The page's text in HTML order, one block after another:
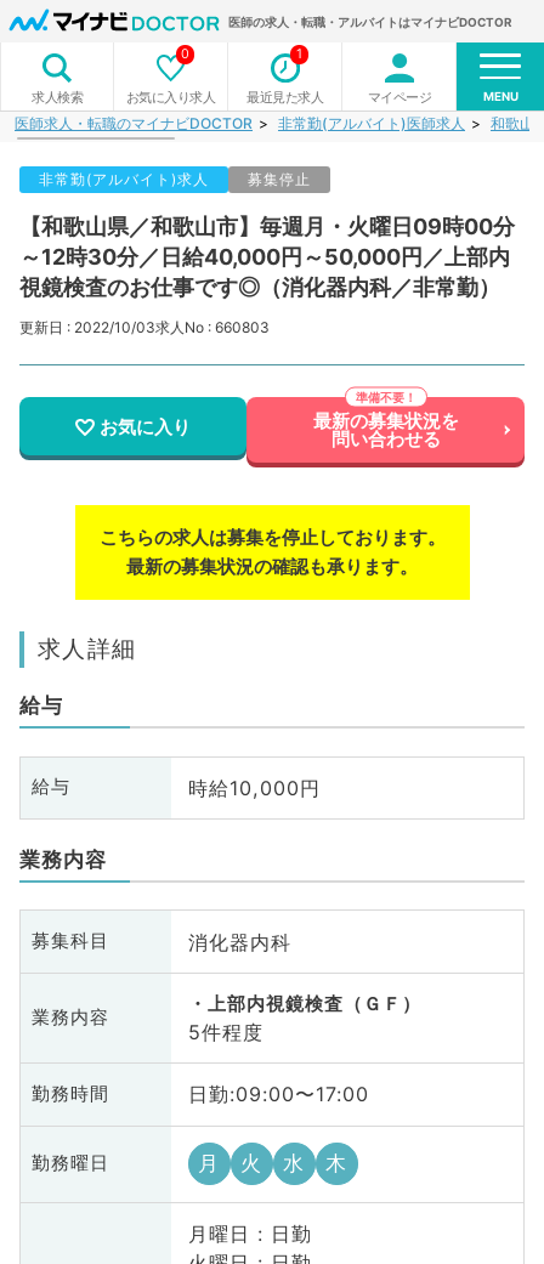
医師の求人・転職・アルバイトはマイナビDOCTOR
求人検索 お気に入り求人
0
最近見た求人
1
マイページ MENU
医師求人・転職のマイナビDOCTOR 非常勤(アルバイト)医師求人 和歌山
非常勤(アルバイト)求人 募集停止
【和歌山県／和歌山市】毎週月・火曜日09時00分
～12時30分／日給40,000円～50,000円／上部内
視鏡検査のお仕事です◎（消化器内科／非常勤）
更新日 : 2022/10/03求人No : 660803
お気に入り 最新の募集状況を
問い合わせる
こちらの求人は募集を停止しております。
最新の募集状況の確認も承ります。
求人詳細
給与
給与 時給10,000円
業務内容
募集科目 消化器内科
業務内容
上部内視鏡検査（ＧＦ）
5件程度
勤務時間 日勤:09:00〜17:00
勤務曜日 月 火 水 木
月曜日 : 日勤